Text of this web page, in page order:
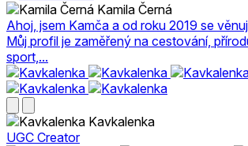
Kamila Černá
Ahoj, jsem Kamča a od roku 2019 se
Můj profil je zaměřený na cestování,
sport,...
Kavkalenka
UGC Creator